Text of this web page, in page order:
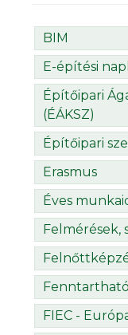
BIM
E-építési
Építőipari
(ÉÁKSZ)
Építőipari
Erasmus
Éves
Felmérések,
FIEC -